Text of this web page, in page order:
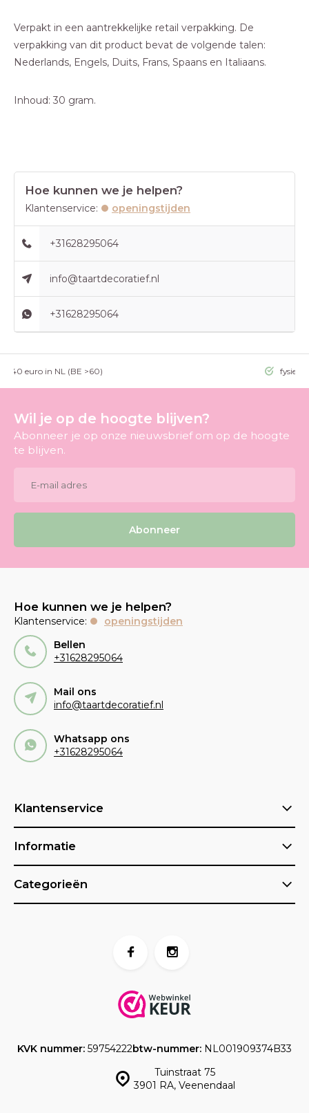
Verpakt in een aantrekkelijke retail verpakking. De
verpakking van dit product bevat de volgende talen:
Nederlands, Engels, Duits, Frans, Spaans en Italiaans.
Inhoud: 30 gram.
Hoe kunnen we je helpen?
Klantenservice: openingstijden
+31628295064
info@taartdecoratief.nl
+31628295064
>40 euro in NL (BE >60) fysieke
Wil je op de hoogte blijven?
Abonneer je op onze nieuwsbrief om op de hoogte
te blijven.
Abonneer
Hoe kunnen we je helpen?
Klantenservice:
openingstijden
Bellen
+31628295064
Mail ons
info@taartdecoratief.nl
Whatsapp ons
+31628295064
Klantenservice
Informatie
Categorieën
Tuinstraat 75
3901 RA, Veenendaal
KVK nummer: 59754222btw-nummer: NL001909374B33